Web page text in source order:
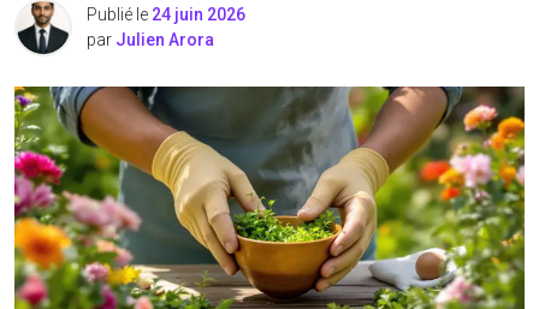
Publié le 24 juin 2026
par Julien Arora